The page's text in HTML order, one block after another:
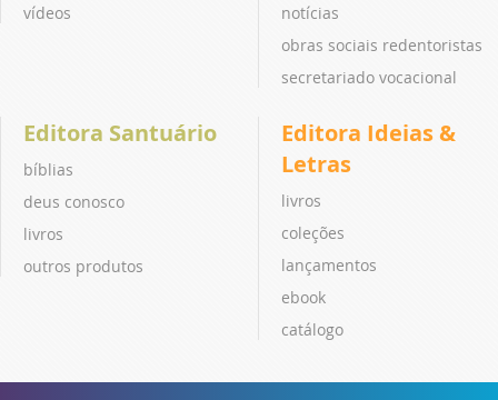
vídeos
notícias
obras sociais redentoristas
secretariado vocacional
Editora Santuário
bíblias
deus conosco
livros
outros produtos
Editora Ideias &
Letras
livros
coleções
lançamentos
ebook
catálogo